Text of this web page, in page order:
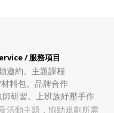
/ 服務項目
邀約。 主題課程
料包。 品牌合作
研習。上班族紓壓手作
活動主題，協助規劃所需